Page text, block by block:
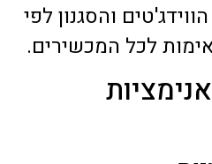
והסגנון לפי
לכל המכשירים.
אנימציות